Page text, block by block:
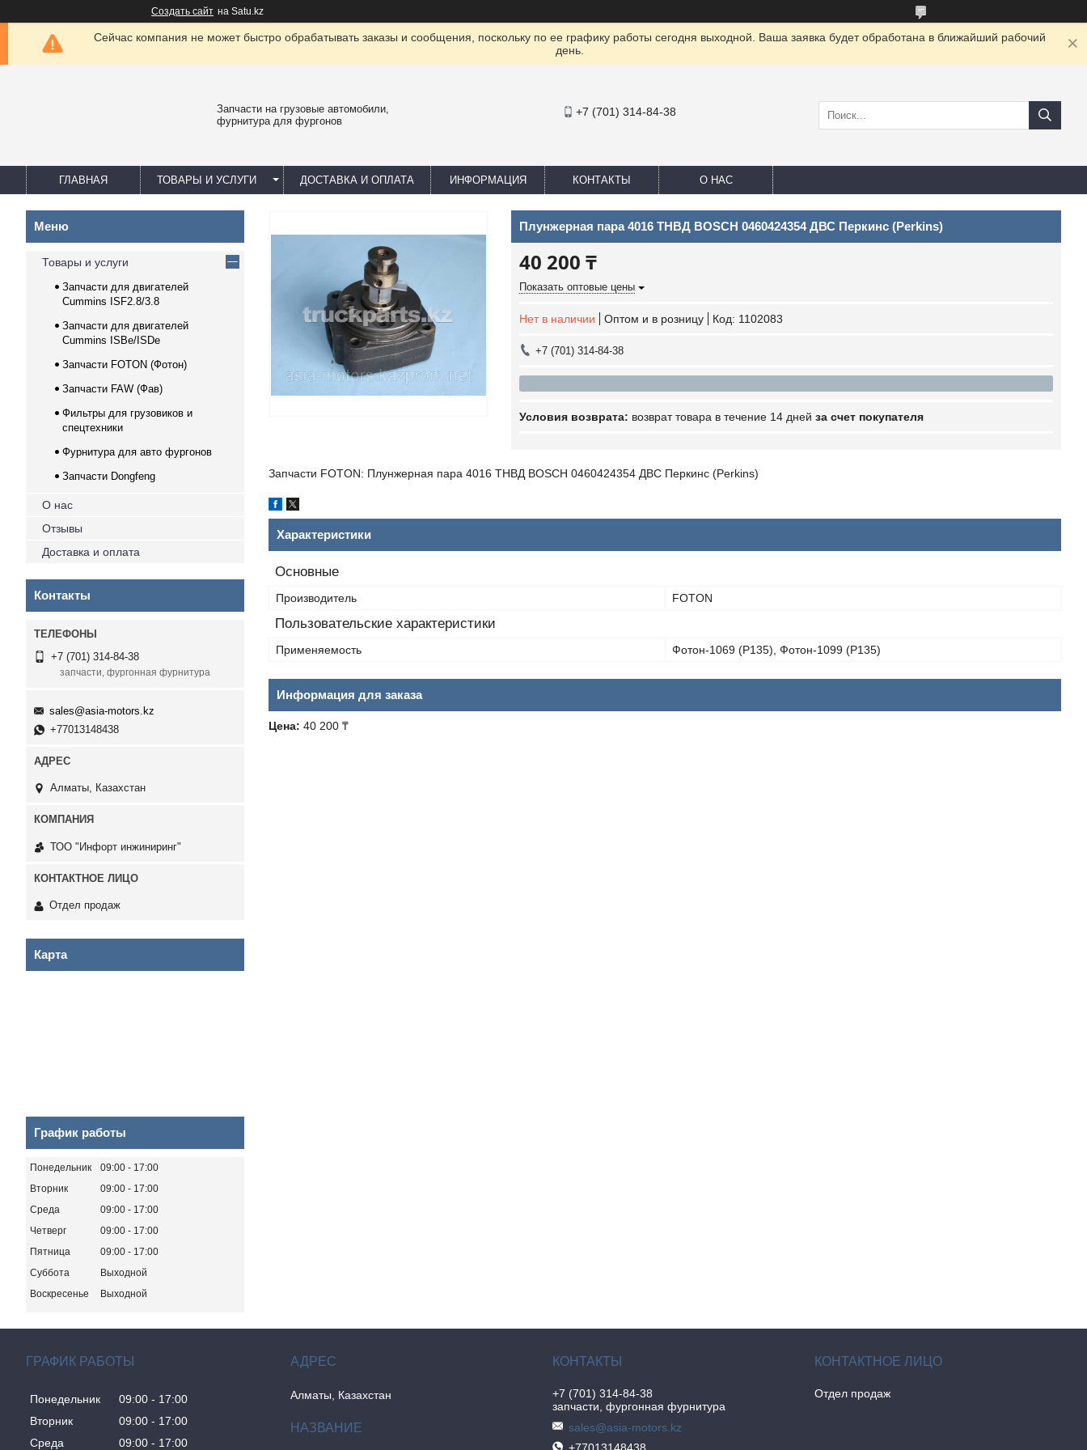
Создать сайт на Satu.kz
Сейчас компания не может быстро обрабатывать заказы и сообщения, поскольку по ее графику работы сегодня выходной. Ваша заявка будет обработана в ближайший рабочий
день.
Запчасти на грузовые автомобили,
фурнитура для фургонов
+7 (701) 314-84-38
ГЛАВНАЯ ТОВАРЫ И УСЛУГИ ДОСТАВКА И ОПЛАТА ИНФОРМАЦИЯ КОНТАКТЫ О НАС
Плунжерная пара 4016 ТНВД BOSCH 0460424354 ДВС Перкинс (Perkins)
40 200 ₸
Показать оптовые цены
Нет в наличии Оптом и в розницу Код: 1102083
+7 (701) 314-84-38
возврат товара в течение 14 дней за счет покупателя
Запчасти FOTON: Плунжерная пара 4016 ТНВД BOSCH 0460424354 ДВС Перкинс (Perkins)
Характеристики
Основные
Производитель FOTON
Пользовательские характеристики
Применяемость Фотон-1069 (P135), Фотон-1099 (P135)
Информация для заказа
Цена: 40 200 ₸
Товары и услуги
Запчасти для двигателей
Cummins ISF2.8/3.8
Запчасти для двигателей
Cummins ISBe/ISDe
Запчасти FOTON (Фотон)
Запчасти FAW (Фав)
Фильтры для грузовиков и
спецтехники
Фурнитура для авто фургонов
Запчасти Dongfeng
О нас
Отзывы
Доставка и оплата
Контакты
+7 (701) 314-84-38
запчасти, фургонная фурнитура
sales@asia-motors.kz
+77013148438
Алматы, Казахстан
ТОО "Инфорт инжиниринг"
Отдел продаж
Карта
График работы
Понедельник 09:00
17:00
Вторник
09:00
17:00
Среда
09:00
17:00
Четверг
09:00
17:00
Пятница
09:00
17:00
Суббота
Выходной
Воскресенье
Выходной
ГРАФИК РАБОТЫ
Понедельник 09:00
17:00
Вторник
09:00
17:00
Среда
09:00 17:00
Алматы, Казахстан
+7 (701) 314-84-38
запчасти, фургонная фурнитура
sales@asia-motors.kz
Отдел продаж